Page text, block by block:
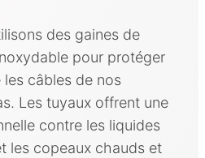
des gaines de
pour protéger
câbles de nos
Les tuyaux offrent une
contre les liquides
les copeaux chauds et